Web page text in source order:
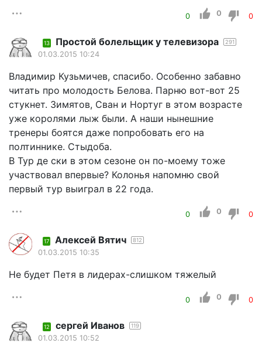
0 0 0
13 Простой болельщик у телевизора 291
01.03.2015 10:24
Владимир Кузьмичев, спасибо. Особенно забавно
читать про молодость Белова. Парню вот-вот 25
стукнет. Зимятов, Сван и Нортуг в этом возрасте
уже королями лыж были. А наши нынешние
тренеры боятся даже попробовать его на
полтиннике. Стыдоба.
В Тур де ски в этом сезоне он по-моему тоже
участвовал впервые? Колонья напомню свой
первый тур выиграл в 22 года.
0 0 0
17 Алексей Вятич 812
01.03.2015 10:35
Не будет Петя в лидерах-слишком тяжелый
0 0 0
12 сергей Иванов 119
01.03.2015 10:52